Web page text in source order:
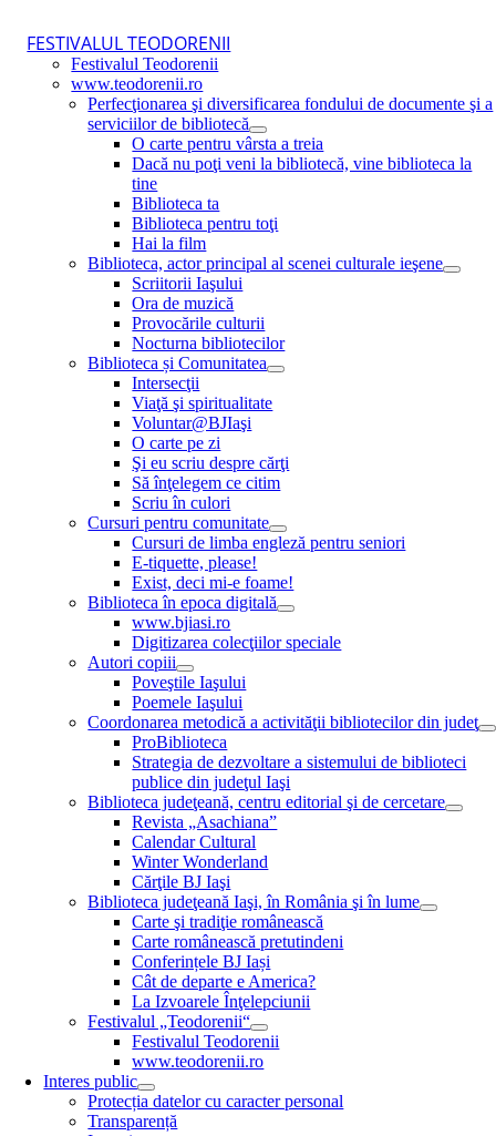
FESTIVALUL TEODORENII
Festivalul Teodorenii
www.teodorenii.ro
Perfecţionarea şi diversificarea fondului de documente şi a
serviciilor de bibliotecă
O carte pentru vârsta a treia
Dacă nu poţi veni la bibliotecă, vine biblioteca la
tine
Biblioteca ta
Biblioteca pentru toţi
Hai la film
Biblioteca, actor principal al scenei culturale ieşene
Scriitorii Iaşului
Ora de muzică
Provocările culturii
Nocturna bibliotecilor
Biblioteca și Comunitatea
Intersecţii
Viaţă şi spiritualitate
Voluntar@BJIaşi
O carte pe zi
Şi eu scriu despre cărţi
Să înţelegem ce citim
Scriu în culori
Cursuri pentru comunitate
Cursuri de limba engleză pentru seniori
E-tiquette, please!
Exist, deci mi-e foame!
Biblioteca în epoca digitală
www.bjiasi.ro
Digitizarea colecţiilor speciale
Autori copiii
Poveştile Iaşului
Poemele Iaşului
Coordonarea metodică a activităţii bibliotecilor din judeţ
ProBiblioteca
Strategia de dezvoltare a sistemului de biblioteci
publice din judeţul Iaşi
Biblioteca judeţeană, centru editorial şi de cercetare
Revista „Asachiana”
Calendar Cultural
Winter Wonderland
Cărţile BJ Iaşi
Biblioteca judeţeană Iaşi, în România şi în lume
Carte şi tradiţie românească
Carte românească pretutindeni
Conferințele BJ Iași
Cât de departe e America?
La Izvoarele Înţelepciunii
Festivalul „Teodorenii“
Festivalul Teodorenii
www.teodorenii.ro
Interes public
Protecția datelor cu caracter personal
Transparență